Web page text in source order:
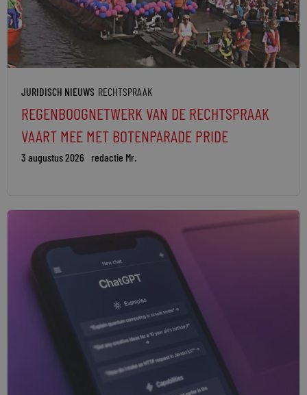
JURIDISCH NIEUWS RECHTSPRAAK
REGENBOOGNETWERK VAN DE RECHTSPRAAK
VAART MEE MET BOTENPARADE PRIDE
3 augustus 2026 redactie Mr.